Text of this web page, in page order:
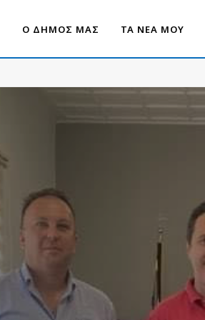
Ο ΔΗΜΟΣ ΜΑΣ ΤΑ ΝΕΑ ΜΟΥ